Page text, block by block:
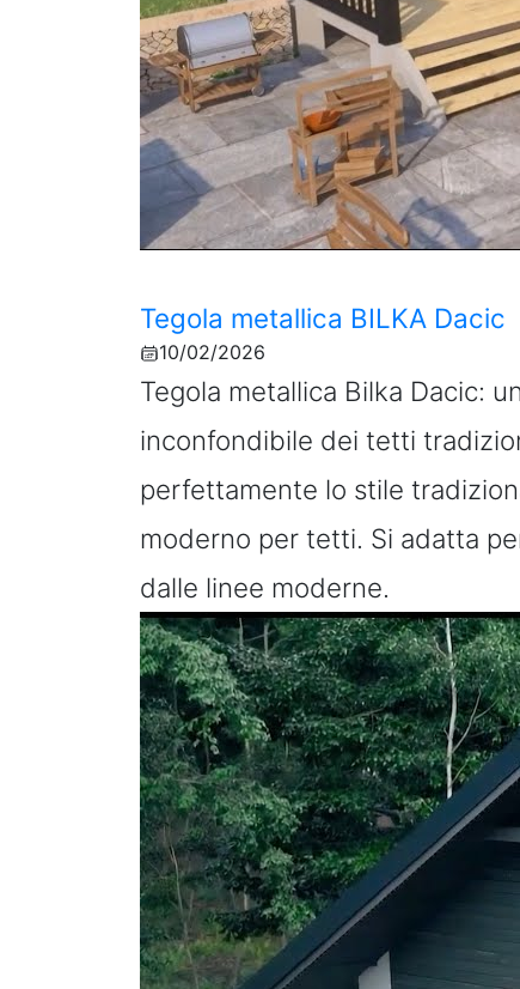
Tegola metallica BILKA Dacic
10/02/2026
Tegola metallica Bilka Dacic:
inconfondibile dei tetti
perfettamente lo stile
moderno per tetti. Si adatta
dalle linee moderne.